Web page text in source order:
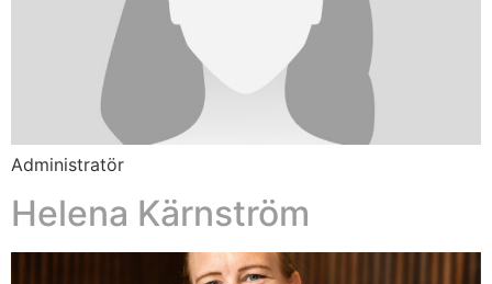
Administratör
Helena Kärnström